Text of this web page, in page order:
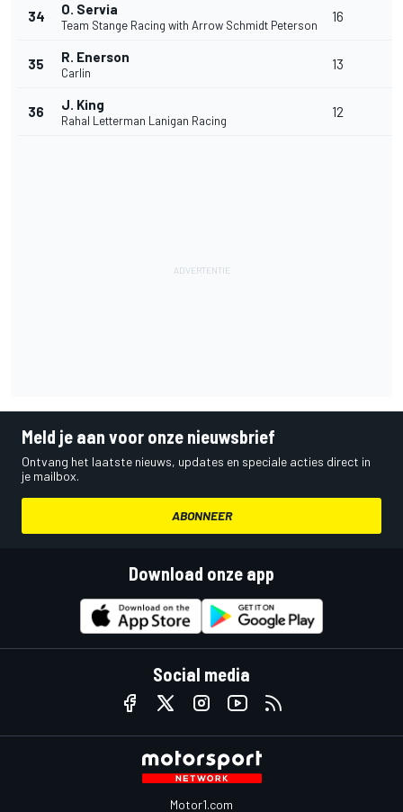
34 O. Servia
Team Stange Racing with Arrow Schmidt Peterson
16
35 R. Enerson
Carlin
13
36 J. King
Rahal Letterman Lanigan Racing
12
Meld je aan voor onze nieuwsbrief
Ontvang het laatste nieuws, updates en speciale acties direct in
je mailbox.
ABONNEER
Download onze app
Social media
Motor1.com